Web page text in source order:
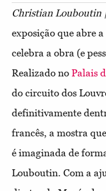
Christian
exposição que abre
celebra a obra (e
Realizado no Palais
do circuito dos
definitivamente
francês, a mostra
é imaginada de
Louboutin. Com a